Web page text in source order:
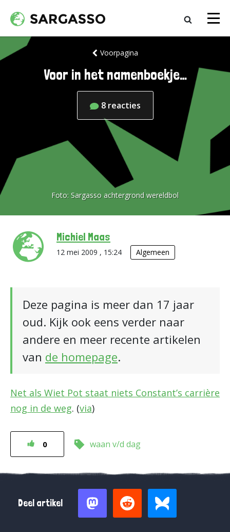
Voorpagina
Voor in het namenboekje…
8 reacties
Foto: Sargasso achtergrond wereldbol
Michiel Maas
12 mei 2009 , 15:24 Algemeen
Deze pagina is meer dan 17 jaar
oud. Kijk ook eens verder naar
andere en meer recente artikelen
van de homepage.
Net als Wiet Pot staat niets Constant’s carrière
nog in de weg. (via)
0 waan v/d dag
Deel artikel